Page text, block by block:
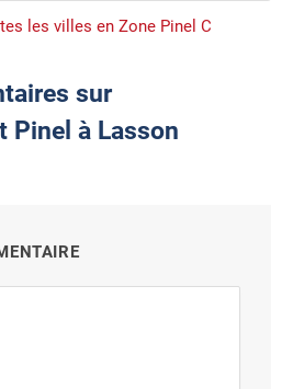
les villes en Zone Pinel C
sur
Pinel à Lasson